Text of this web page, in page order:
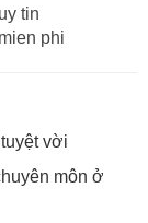
tin
phi
vời
môn ở